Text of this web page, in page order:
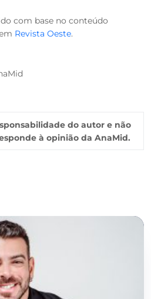
com base no conteúdo
Revista Oeste.
do autor e não
à opinião da AnaMid.